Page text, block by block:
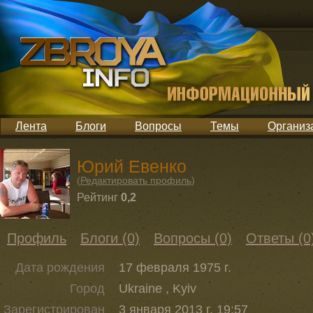
Лента Блоги Вопросы Темы
Юрий Евенко
(Редактировать профиль)
Рейтинг 0,2
Профиль Блоги (0) Вопросы (0) Ответы
Дата рождения
17 февраля 1975 г.
Город
Ukraine , Kyiv
Зарегистрирован
3 января 2013 г. 19:57